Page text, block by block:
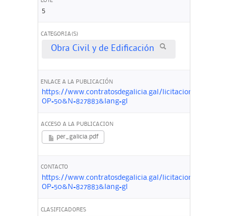
5
CATEGORIA(S)
Obra Civil y de Edificación
ENLACE A LA PUBLICACIÓN
https://www.contratosdegalicia.gal/licitacion?
OP=50&N=827883&lang=gl
ACCESO A LA PUBLICACION
per_galicia.pdf
CONTACTO
https://www.contratosdegalicia.gal/licitacion?
OP=50&N=827883&lang=gl
CLASIFICADORES